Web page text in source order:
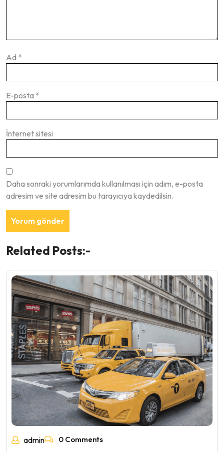
Ad *
E-posta *
İnternet sitesi
Daha sonraki yorumlarımda kullanılması için adım, e-posta
adresim ve site adresim bu tarayıcıya kaydedilsin.
Related Posts:-
admin 0 Comments